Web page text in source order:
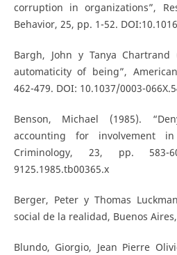
corruption in organizations”,
Behavior, 25, pp. 1-52.
Bargh, John y Tanya Chartrand
automaticity of being”,
462-479. DOI: 10.1037/0003-
Benson, Michael (1985).
accounting for involvement
Criminology, 23, pp. 583-
9125.1985.tb00365.x
Berger, Peter y Thomas
social de la realidad, Buenos
Blundo, Giorgio, Jean Pierre